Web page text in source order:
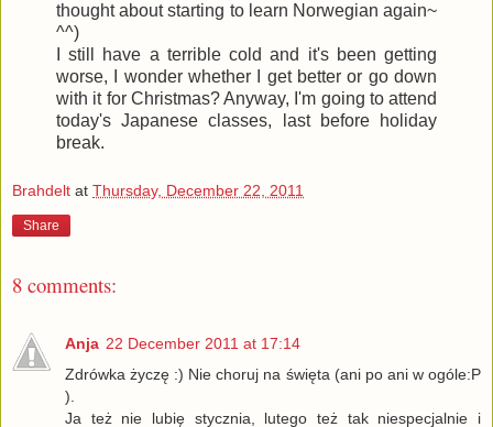
thought about starting to learn Norwegian again~
^^)
I still have a terrible cold and it's been getting
worse, I wonder whether I get better or go down
with it for Christmas? Anyway, I'm going to attend
today's Japanese classes, last before holiday
break.
Brahdelt at Thursday, December 22, 2011
Share
8 comments:
Anja 22 December 2011 at 17:14
Zdrówka życzę :) Nie choruj na święta (ani po ani w ogóle:P
).
Ja też nie lubię stycznia, lutego też tak niespecjalnie i